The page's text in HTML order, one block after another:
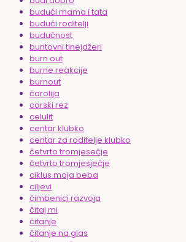
budući mama i tata
budući roditelji
budućnost
buntovni tinejdžeri
burn out
burne reakcije
burnout
čarolija
carski rez
celulit
centar klubko
centar za roditelje klubko
četvrto tromjesečje
četvrto tromjesječje
ciklus moja beba
ciljevi
čimbenici razvoja
čitaj mi
čitanje
čitanje na glas